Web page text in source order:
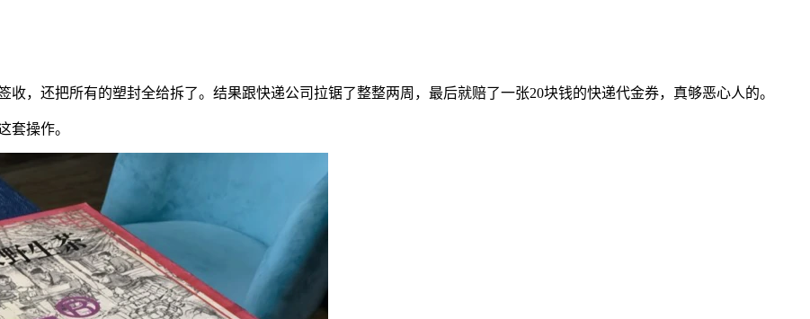
，还把所有的塑封全给拆了。结果跟快递公司拉锯了整整两周，最后就赔了一张20块钱的快递代金券，真够恶心人的。
套操作。